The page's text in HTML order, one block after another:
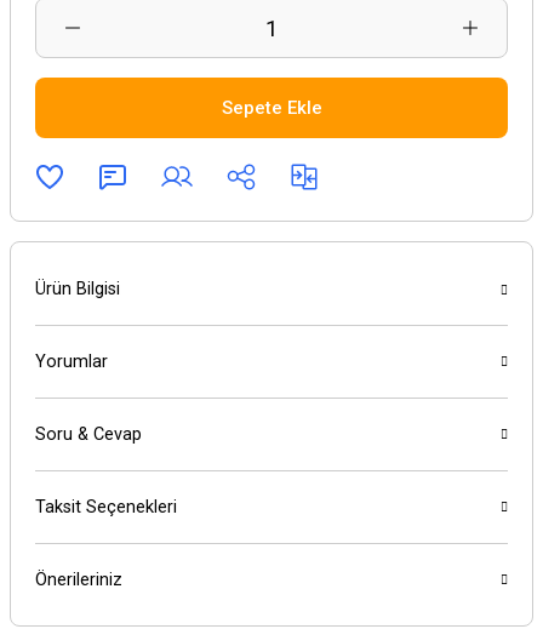
Sepete Ekle
Ürün Bilgisi
Yorumlar
Soru & Cevap
Taksit Seçenekleri
Önerileriniz